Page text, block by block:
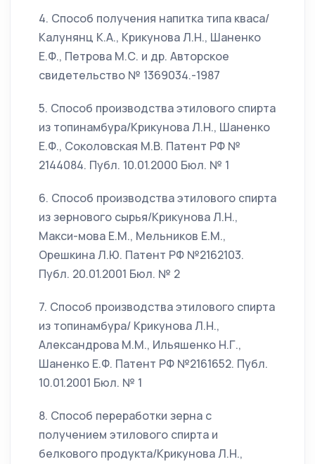
4. Способ получения напитка типа кваса/
Калунянц К.А., Крикунова Л.Н., Шаненко
Е.Ф., Петрова М.С. и др. Авторское
свидетельство № 1369034.-1987
5. Способ производства этилового спирта
из топинамбура/Крикунова Л.Н., Шаненко
Е.Ф., Соколовская М.В. Патент РФ №
2144084. Публ. 10.01.2000 Бюл. № 1
6. Способ производства этилового спирта
из зернового сырья/Крикунова Л.Н.,
Макси-мова Е.М., Мельников Е.М.,
Орешкина Л.Ю. Патент РФ №2162103.
Публ. 20.01.2001 Бюл. № 2
7. Способ производства этилового спирта
из топинамбура/ Крикунова Л.Н.,
Александрова М.М., Ильяшенко Н.Г.,
Шаненко Е.Ф. Патент РФ №2161652. Публ.
10.01.2001 Бюл. № 1
8. Способ переработки зерна с
получением этилового спирта и
белкового продукта/Крикунова Л.Н.,